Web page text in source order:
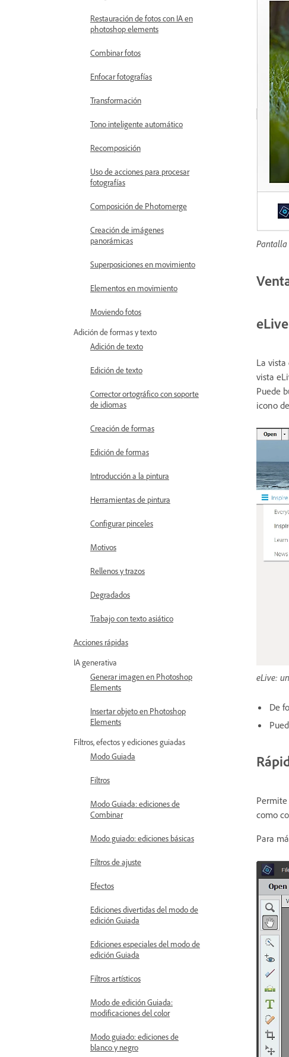
Restauración de fotos con IA en
photoshop elements
Combinar fotos
Enfocar fotografías
Transformación
Tono inteligente automático
Recomposición
Uso de acciones para procesar
fotografías
Composición de Photomerge
Creación de imágenes
panorámicas
Superposiciones en movimiento
Elementos en movimiento
Moviendo fotos
Adición de formas y texto
Adición de texto
Edición de texto
Corrector ortográfico con soporte
de idiomas
Creación de formas
Edición de formas
Introducción a la pintura
Herramientas de pintura
Configurar pinceles
Motivos
Rellenos y trazos
Degradados
Trabajo con texto asiático
Acciones rápidas
IA generativa
Generar imagen en Photoshop
Elements
Insertar objeto en Photoshop
Elements
Filtros, efectos y ediciones guiadas
Modo Guiada
Filtros
Modo Guiada: ediciones de
Combinar
Modo guiado: ediciones básicas
Filtros de ajuste
Efectos
Ediciones divertidas del modo de
edición Guiada
Ediciones especiales del modo de
edición Guiada
Filtros artísticos
Modo de edición Guiada:
modificaciones del color
Modo guiado: ediciones de
blanco y negro
Pantalla
La
vista
Puede
icono
eLive:
De
como
Para